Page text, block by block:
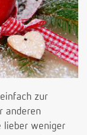
zur
anderen
lieber weniger